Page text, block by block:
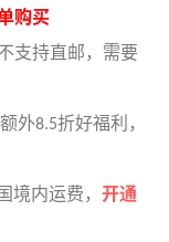
购买
支持直邮，需要
外8.5折好福利，
境内运费， 开通